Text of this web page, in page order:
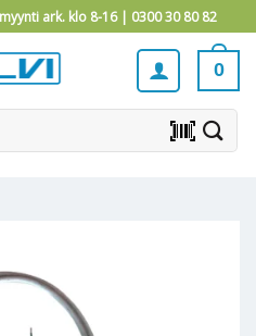
ark. klo 8-16 | 0300 30 80 82
0
barcode_scanner